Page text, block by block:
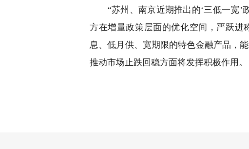
“苏州、南京近期推出的‘三低一宽’
方在增量政策层面的优化空间，严跃进
息、低月供、宽期限的特色金融产品，
推动市场止跌回稳方面将发挥积极作用。